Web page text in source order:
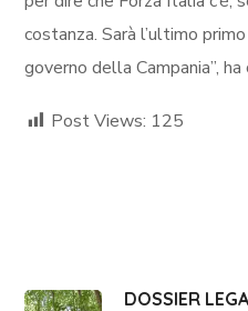
costanza. Sarà l’ultimo
governo della Campania”,
Post Views: 125
DOSSIER